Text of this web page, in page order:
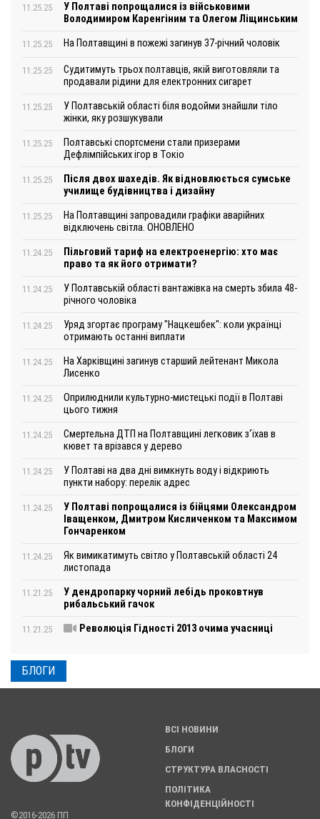
11.25.25
У Полтаві попрощалися із військовими
Володимиром Каренгіним та Олегом Ліщинським
11.25.25 На Полтавщині в пожежі загинув 37-річний чоловік
11.25.25
Судитимуть трьох полтавців, якій виготовляли та
продавали рідини для електронних сигарет
11.25.25
У Полтавській області біля водойми знайшли тіло
жінки, яку розшукували
11.25.25
Полтавські спортсмени стали призерами
Дефлімпійських ігор в Токіо
11.25.25
Після двох шахедів. Як відновлюється сумське
училище будівництва і дизайну
11.25.25
На Полтавщині запровадили графіки аварійних
відключень світла. ОНОВЛЕНО
11.24.25
Пільговий тариф на електроенергію: хто має
право та як його отримати?
11.24.25
У Полтавській області вантажівка на смерть збила 48-
річного чоловіка
11.24.25
Уряд згортає програму "Нацкешбек": коли українці
отримають останні виплати
11.24.25
На Харківщині загинув старший лейтенант Микола
Лисенко
11.24.25
Оприлюднили культурно-мистецькі події в Полтаві
цього тижня
11.24.25
Смертельна ДТП на Полтавщині легковик з‘їхав в
кювет та врізався у дерево
11.24.25
У Полтаві на два дні вимкнуть воду і відкриють
пункти набору: перелік адрес
11.24.25
У Полтаві попрощалися із бійцями Олександром
Іващенком, Дмитром Кисличенком та Максимом
Гончаренком
11.24.25
Як вимикатимуть світло у Полтавській області 24
листопада
11.21.25
У дендропарку чорний лебідь проковтнув
рибальський гачок
11.21.25 Революція Гідності 2013 очима учасниці
БЛОГИ
©2016-2026 ПП
ВСІ НОВИНИ
БЛОГИ
СТРУКТУРА ВЛАСНОСТІ
ПОЛІТИКА
КОНФІДЕНЦІЙНОСТІ